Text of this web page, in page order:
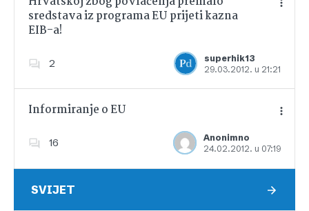
sredstava iz programa EU prijeti kazna
EIB-a!
2
superhik13
29.03.2012. u 21:21
Informiranje o EU
16
Anonimno
24.02.2012. u 07:19
Dodajte u favorite
SVIJET